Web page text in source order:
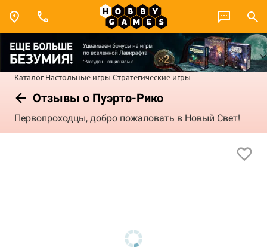
Каталог Настольные игры Стратегические игры
Отзывы о Пуэрто-Рико
Первопроходцы, добро пожаловать в Новый Свет!